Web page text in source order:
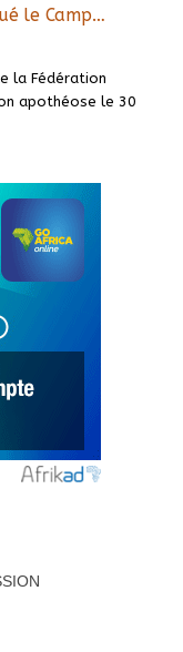
le Camp…
la Fédération
apothéose le 30